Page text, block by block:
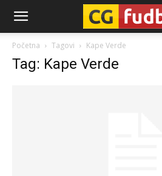
CG-
Fudbal
Početna Tagovi Kape Verde
Tag: Kape Verde